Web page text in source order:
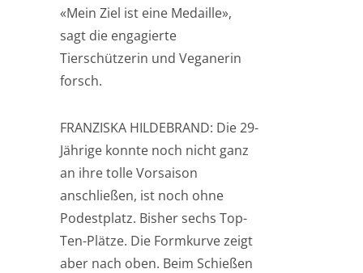
«Mein Ziel ist eine Medaille»,
sagt die engagierte
Tierschützerin und Veganerin
forsch.
FRANZISKA HILDEBRAND: Die 29-
Jährige konnte noch nicht ganz
an ihre tolle Vorsaison
anschließen, ist noch ohne
Podestplatz. Bisher sechs Top-
Ten-Plätze. Die Formkurve zeigt
aber nach oben. Beim Schießen